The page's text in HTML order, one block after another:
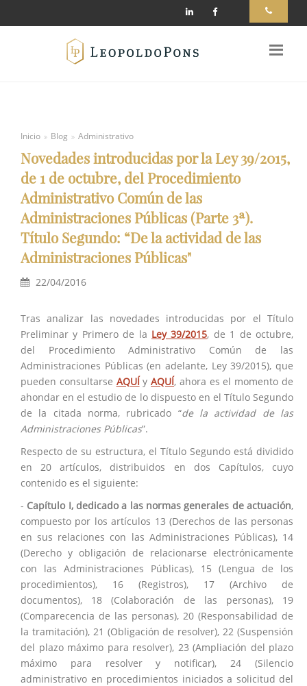
Inicio Blog Administrativo
Novedades introducidas por la Ley 39/2015,
de 1 de octubre, del Procedimiento
Administrativo Común de las
Administraciones Públicas (Parte 3ª).
Título Segundo: “De la actividad de las
Administraciones Públicas"
22/04/2016
Tras analizar las novedades introducidas por el Título
Preliminar y Primero de la Ley 39/2015, de 1 de octubre,
del Procedimiento Administrativo Común de las
Administraciones Públicas (en adelante, Ley 39/2015), que
pueden consultarse AQUÍyAQUÍ, ahora es el momento de
ahondar en el estudio de lo dispuesto en el Título Segundo
de la citada norma, rubricado “de la actividad de las
Administraciones Públicas”.
Respecto de su estructura, el Título Segundo está dividido
en 20 artículos, distribuidos en dos Capítulos, cuyo
contenido es el siguiente:
- Capítulo I, dedicado a las normas generales de actuación,
compuesto por los artículos 13 (Derechos de las personas
en sus relaciones con las Administraciones Públicas), 14
(Derecho y obligación de relacionarse electrónicamente
con las Administraciones Públicas), 15 (Lengua de los
procedimientos), 16 (Registros), 17 (Archivo de
documentos), 18 (Colaboración de las personas), 19
(Comparecencia de las personas), 20 (Responsabilidad de
la tramitación), 21 (Obligación de resolver), 22 (Suspensión
del plazo máximo para resolver), 23 (Ampliación del plazo
máximo para resolver y notificar), 24 (Silencio
administrativo en procedimientos iniciados a solicitud del